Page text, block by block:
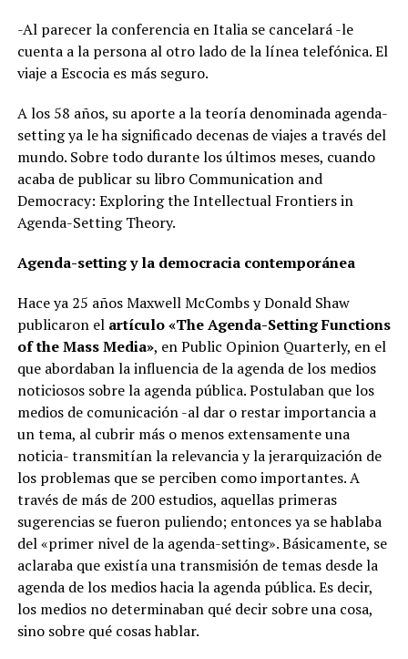
-Al parecer la conferencia en Italia se cancelará -le
cuenta a la persona al otro lado de la línea telefónica. El
viaje a Escocia es más seguro.
A los 58 años, su aporte a la teoría denominada agenda-
setting ya le ha significado decenas de viajes a través del
mundo. Sobre todo durante los últimos meses, cuando
acaba de publicar su libro Communication and
Democracy: Exploring the Intellectual Frontiers in
Agenda-Setting Theory.
Agenda-setting y la democracia contemporánea
Hace ya 25 años Maxwell McCombs y Donald Shaw
publicaron el artículo «The Agenda-Setting Functions
of the Mass Media», en Public Opinion Quarterly, en el
que abordaban la influencia de la agenda de los medios
noticiosos sobre la agenda pública. Postulaban que los
medios de comunicación -al dar o restar importancia a
un tema, al cubrir más o menos extensamente una
noticia- transmitían la relevancia y la jerarquización de
los problemas que se perciben como importantes. A
través de más de 200 estudios, aquellas primeras
sugerencias se fueron puliendo; entonces ya se hablaba
del «primer nivel de la agenda-setting». Básicamente, se
aclaraba que existía una transmisión de temas desde la
agenda de los medios hacia la agenda pública. Es decir,
los medios no determinaban qué decir sobre una cosa,
sino sobre qué cosas hablar.